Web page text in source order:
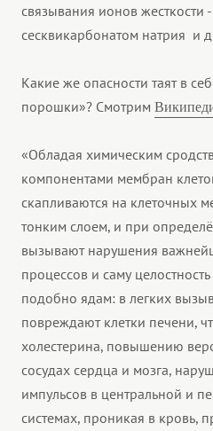
связывания ионов жесткости
сесквикарбонатом натрия и
Какие же опасности таят в
порошки»? Смотрим
«Обладая химическим
компонентами мембран
скапливаются на клеточных
тонким слоем, и при
вызывают нарушения
процессов и саму
подобно ядам: в легких
повреждают клетки печени,
холестерина, повышению
сосудах сердца и мозга,
импульсов в центральной и
системах, проникая в кровь,